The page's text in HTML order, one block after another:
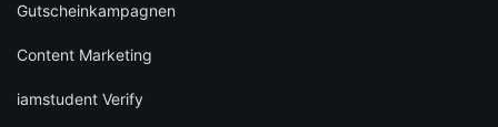
Gutscheinkampagnen
Content Marketing
iamstudent Verify